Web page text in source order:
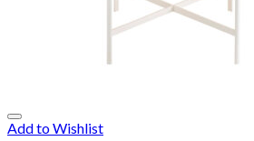
Add to Wishlist